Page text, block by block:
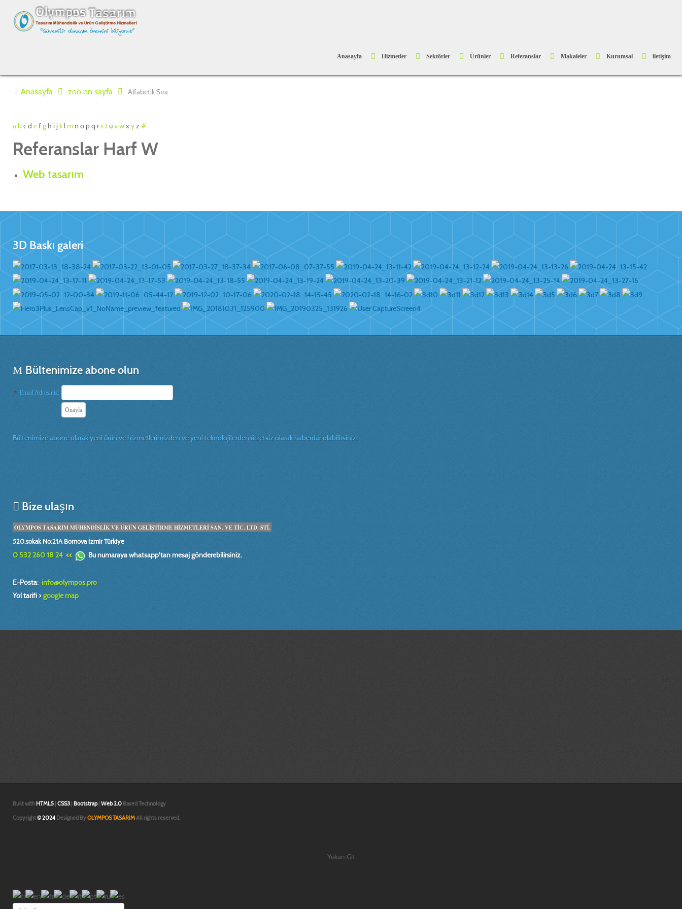
Anasayfa Hizmetler Sektörler Ürünler Referanslar Makaleler Kurumsal iletişim
Anasayfa zoo ön sayfa Alfabetik Sıra
abcd efg h i j k lm n o pq rstuvwxyz#
Referanslar Harf W
Web tasarım
3D Baskı galeri
Bültenimize abone olun
* Email Adresiniz:
Bültenimize abone olarak yeni ürün ve hizmetlerimizden ve yeni teknolojilerden ücretsiz olarak haberdar olabilirsiniz.
Bize ulaşın
OLYMPOS TASARIM MÜHENDİSLİK VE ÜRÜN GELİŞTİRME HİZMETLERİ SAN. VE TİC. LTD. STİ.
520.sokak No:21A Bornova İzmir Türkiye
0 532 260 18 24 << Bu numaraya whatsapp'tan mesaj gönderebilirsiniz.
E-Posta: info@olympos.pro
Yol tarifi >google map
Built with HTML5 CSS3 Bootstrap| Web 2.0 Based Technology
Copyright© 2024 Designed ByOLYMPOS TASARIMAll rights reserved.
Yukarı Git